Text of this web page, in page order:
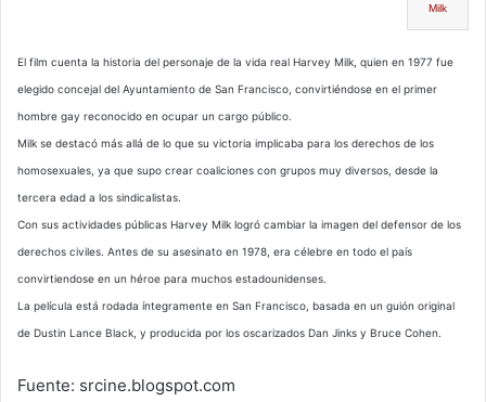
Milk
El film cuenta la historia del personaje de la vida real Harvey Milk, quien en 1977 fue
elegido concejal del Ayuntamiento de San Francisco, convirtiéndose en el primer
hombre gay reconocido en ocupar un cargo público.
Milk se destacó más allá de lo que su victoria implicaba para los derechos de los
homosexuales, ya que supo crear coaliciones con grupos muy diversos, desde la
tercera edad a los sindicalistas.
Con sus actividades públicas Harvey Milk logró cambiar la imagen del defensor de los
derechos civiles. Antes de su asesinato en 1978, era célebre en todo el país
convirtiendose en un héroe para muchos estadounidenses.
La película está rodada íntegramente en San Francisco, basada en un guión original
de Dustin Lance Black, y producida por los oscarizados Dan Jinks y Bruce Cohen.
Fuente: srcine.blogspot.com